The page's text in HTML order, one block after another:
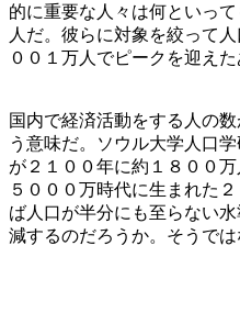
的に重要な人々は何といっ
人だ。彼らに対象を絞って
００１万人でピークを迎え
国内で経済活動をする人の
う意味だ。ソウル大学人口
が２１００年に約１８００
５０００万時代に生まれた
ば人口が半分にも至らない
減するのだろうか。そうでは